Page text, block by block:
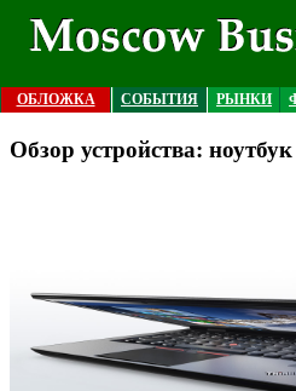
ОБЛОЖКА СОБЫТИЯ РЫНКИ
Обзор устройства: